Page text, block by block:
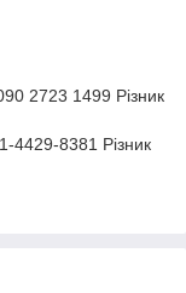
2723 1499 Різник
4429-8381 Різник